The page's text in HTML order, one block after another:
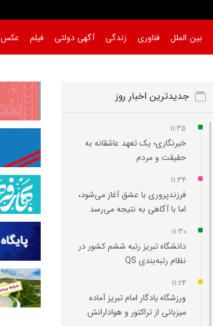
بین الملل فناوری زندگی آگهی دولتی فیلم عکس
جدیدترین اخبار روز
11:35
خبرنگاری؛ یک تعهد عاشقانه به
حقیقت و مردم
11:34
فرزندپروری با عشق آغاز می‌شود،
اما با آگاهی به نتیجه می‌رسد
11:30
دانشگاه تبریز رتبه ششم کشور در
نظام رتبه‌بندی QS
11:24
ورزشگاه یادگار امام تبریز آماده
میزبانی از تراکتور و هوادارانش